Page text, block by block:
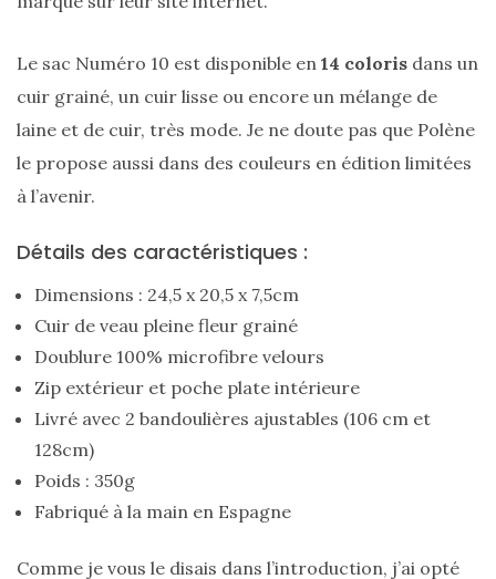
printemps
:
ma
sélection
chic
et
pratique
au
quotidien
09/05/2026
Le sac Numéro 10 est disponible en 14 coloris dans un
cuir grainé, un cuir lisse ou encore un mélange de
laine et de cuir, très mode. Je ne doute pas que Polène
le propose aussi dans des couleurs en édition limitées
à l’avenir.
Détails des caractéristiques :
Dimensions : 24,5 x 20,5 x 7,5cm
Cuir de veau pleine fleur grainé
Doublure 100% microfibre velours
Zip extérieur et poche plate intérieure
Livré avec 2 bandoulières ajustables (106 cm et
128cm)
Poids : 350g
Fabriqué à la main en Espagne
Comme je vous le disais dans l’introduction, j’ai opté